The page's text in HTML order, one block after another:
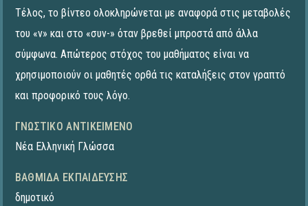
Τέλος, το βίντεο ολοκληρώνεται με αναφορά στις μεταβολές
του «ν» και στο «συν-» όταν βρεθεί μπροστά από άλλα
σύμφωνα. Απώτερος στόχος του μαθήματος είναι να
χρησιμοποιούν οι μαθητές ορθά τις καταλήξεις στον γραπτό
και προφορικό τους λόγο.
ΓΝΩΣΤΙΚΌ ΑΝΤΙΚΕΊΜΕΝΟ
Νέα Ελληνική Γλώσσα
ΒΑΘΜΊΔΑ ΕΚΠΑΊΔΕΥΣΗΣ
δημοτικό